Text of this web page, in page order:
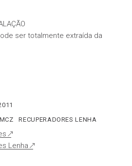
ser totalmente extraída da
RECUPERADORES LENHA
Lenha